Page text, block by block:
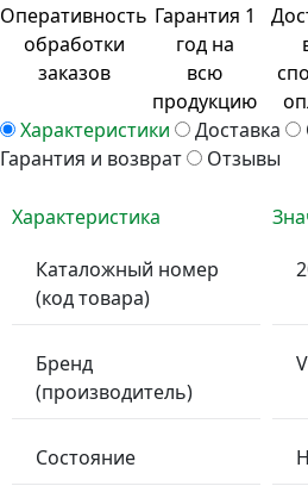
Оперативность
обработки
заказов
Гарантия 1
год на
всю
продукцию
Характеристики
Доставка
Гарантия и возврат
Отзывы
Характеристика
Каталожный номер
(код товара)
Бренд
(производитель)
Состояние